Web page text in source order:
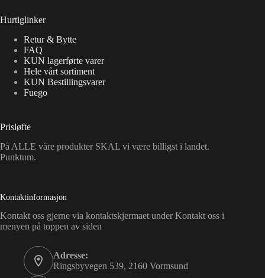
Hurtiglinker
Retur & Bytte
FAQ
KUN lagerførte varer
Hele vårt sortiment
KUN Bestillingsvarer
Fuego
Prisløfte
På ALLE våre produkter SKAL vi være billigst i landet.
Punktum.
Kontaktinformasjon
Kontakt oss gjerne via kontaktskjermaet under Kontakt oss i
menyen på toppen av siden
Adresse:
Ringsbyvegen 539, 2160 Vormsund